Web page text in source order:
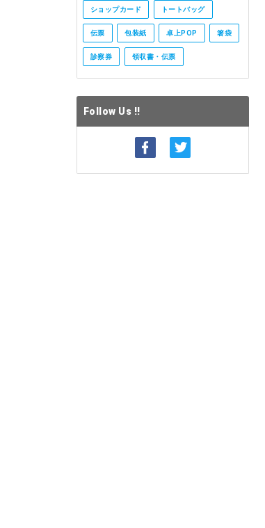
ショップカード トートバッグ
伝票 包装紙 卓上POP 箸袋
診察券 領収書・伝票
Follow Us !!